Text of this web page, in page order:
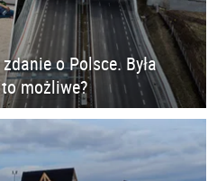
o Polsce. Była
możliwe?